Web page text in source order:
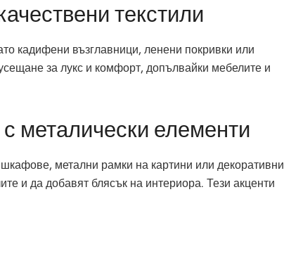
текстили
кадифени възглавници, ленени покривки или
за лукс и комфорт, допълвайки мебелите и
металически елементи
метални рамки на картини или декоративни
и да добавят блясък на интериора. Тези акценти